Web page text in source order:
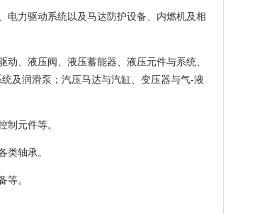
电力驱动系统以及马达防护设备、内燃机及相
动、液压阀、液压蓄能器、液压元件与系统、
及润滑泵；汽压马达与汽缸、变压器与气-液
制元件等。
类轴承。
等。